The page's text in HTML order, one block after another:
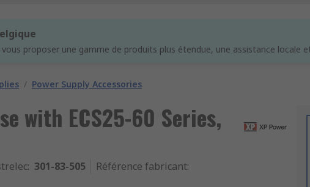
proposer une gamme de produits plus étendue, une assistance locale
/ Power Supply Accessories
with ECS25-60 Series,
: 301-83-505 Référence fabricant: